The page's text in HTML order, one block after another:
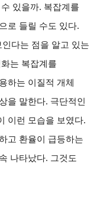
있을까. 복잡계를
로 들릴 수도 있다.
인다는 점을 알고 있는
는 복잡계를
하는 이질적 개체
을 말한다. 극단적인
이런 모습을 보였다.
고 환율이 급등하는
나타났다. 그것도